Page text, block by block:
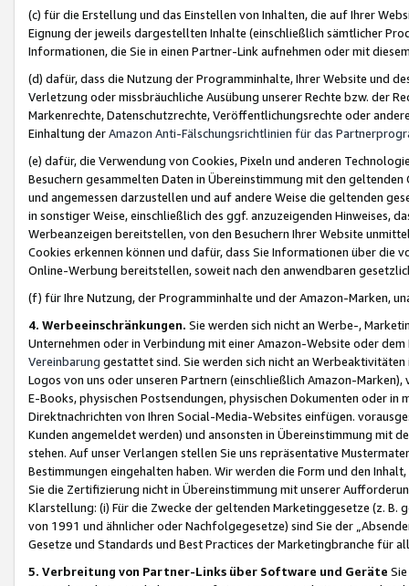
(c) für die Erstellung und das Einstellen von Inhalten, die auf Ihrer
Eignung der jeweils dargestellten Inhalte (einschließlich sämtlicher
Informationen, die Sie in einen Partner-Link aufnehmen oder mit
(d) dafür, dass die Nutzung der Programminhalte, Ihrer Website und
Verletzung oder missbräuchliche Ausübung unserer Rechte bzw. der
Markenrechte, Datenschutzrechte, Veröffentlichungsrechte oder
Einhaltung derAmazon Anti-Fälschungsrichtlinien für das
(e) dafür, die Verwendung von Cookies, Pixeln und anderen
Besuchern gesammelten Daten in Übereinstimmung mit den
und angemessen darzustellen und auf andere Weise die geltenden
in sonstiger Weise, einschließlich des ggf. anzuzeigenden Hinweises,
Werbeanzeigen bereitstellen, von den Besuchern Ihrer Website
Cookies erkennen können und dafür, dass Sie Informationen über die
Online-Werbung bereitstellen, soweit nach den anwendbaren
(f) für Ihre Nutzung, der Programminhalte und der Amazon-Marken,
4. Werbeeinschränkungen. Sie werden sich nicht an Werbe-,
Unternehmen oder in Verbindung mit einer Amazon-Website oder
Vereinbarung gestattet sind. Sie werden sich nicht an
Logos von uns oder unseren Partnern (einschließlich Amazon-
E-Books, physischen Postsendungen, physischen Dokumenten oder in
Direktnachrichten von Ihren Social-Media-Websites einfügen.
Kunden angemeldet werden) und ansonsten in Übereinstimmung mit
stehen. Auf unser Verlangen stellen Sie uns repräsentative
Bestimmungen eingehalten haben. Wir werden die Form und den
Sie die Zertifizierung nicht in Übereinstimmung mit unserer
Klarstellung: (i) Für die Zwecke der geltenden Marketinggesetze (z. B.
von 1991 und ähnlicher oder Nachfolgegesetze) sind Sie der
Gesetze und Standards und Best Practices der Marketingbranche für
5. Verbreitung von Partner-Links über Software und Geräte